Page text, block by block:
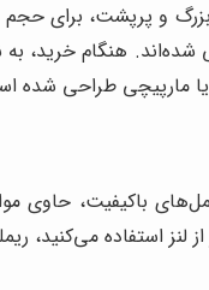
و پرپشت، برای حجم
هنگام خرید،
مارپیچی طراحی شده
باکیفیت،
استفاده می‌کنید،